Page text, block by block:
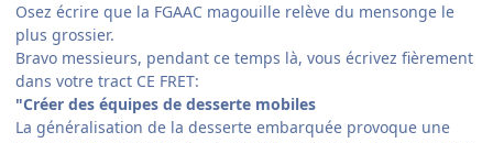
Osez écrire que la FGAAC magouille relève du mensonge le
plus grossier.
Bravo messieurs, pendant ce temps là, vous écrivez fièrement
dans votre tract CE FRET:
"Créer des équipes de desserte mobiles
La généralisation de la desserte embarquée provoque une